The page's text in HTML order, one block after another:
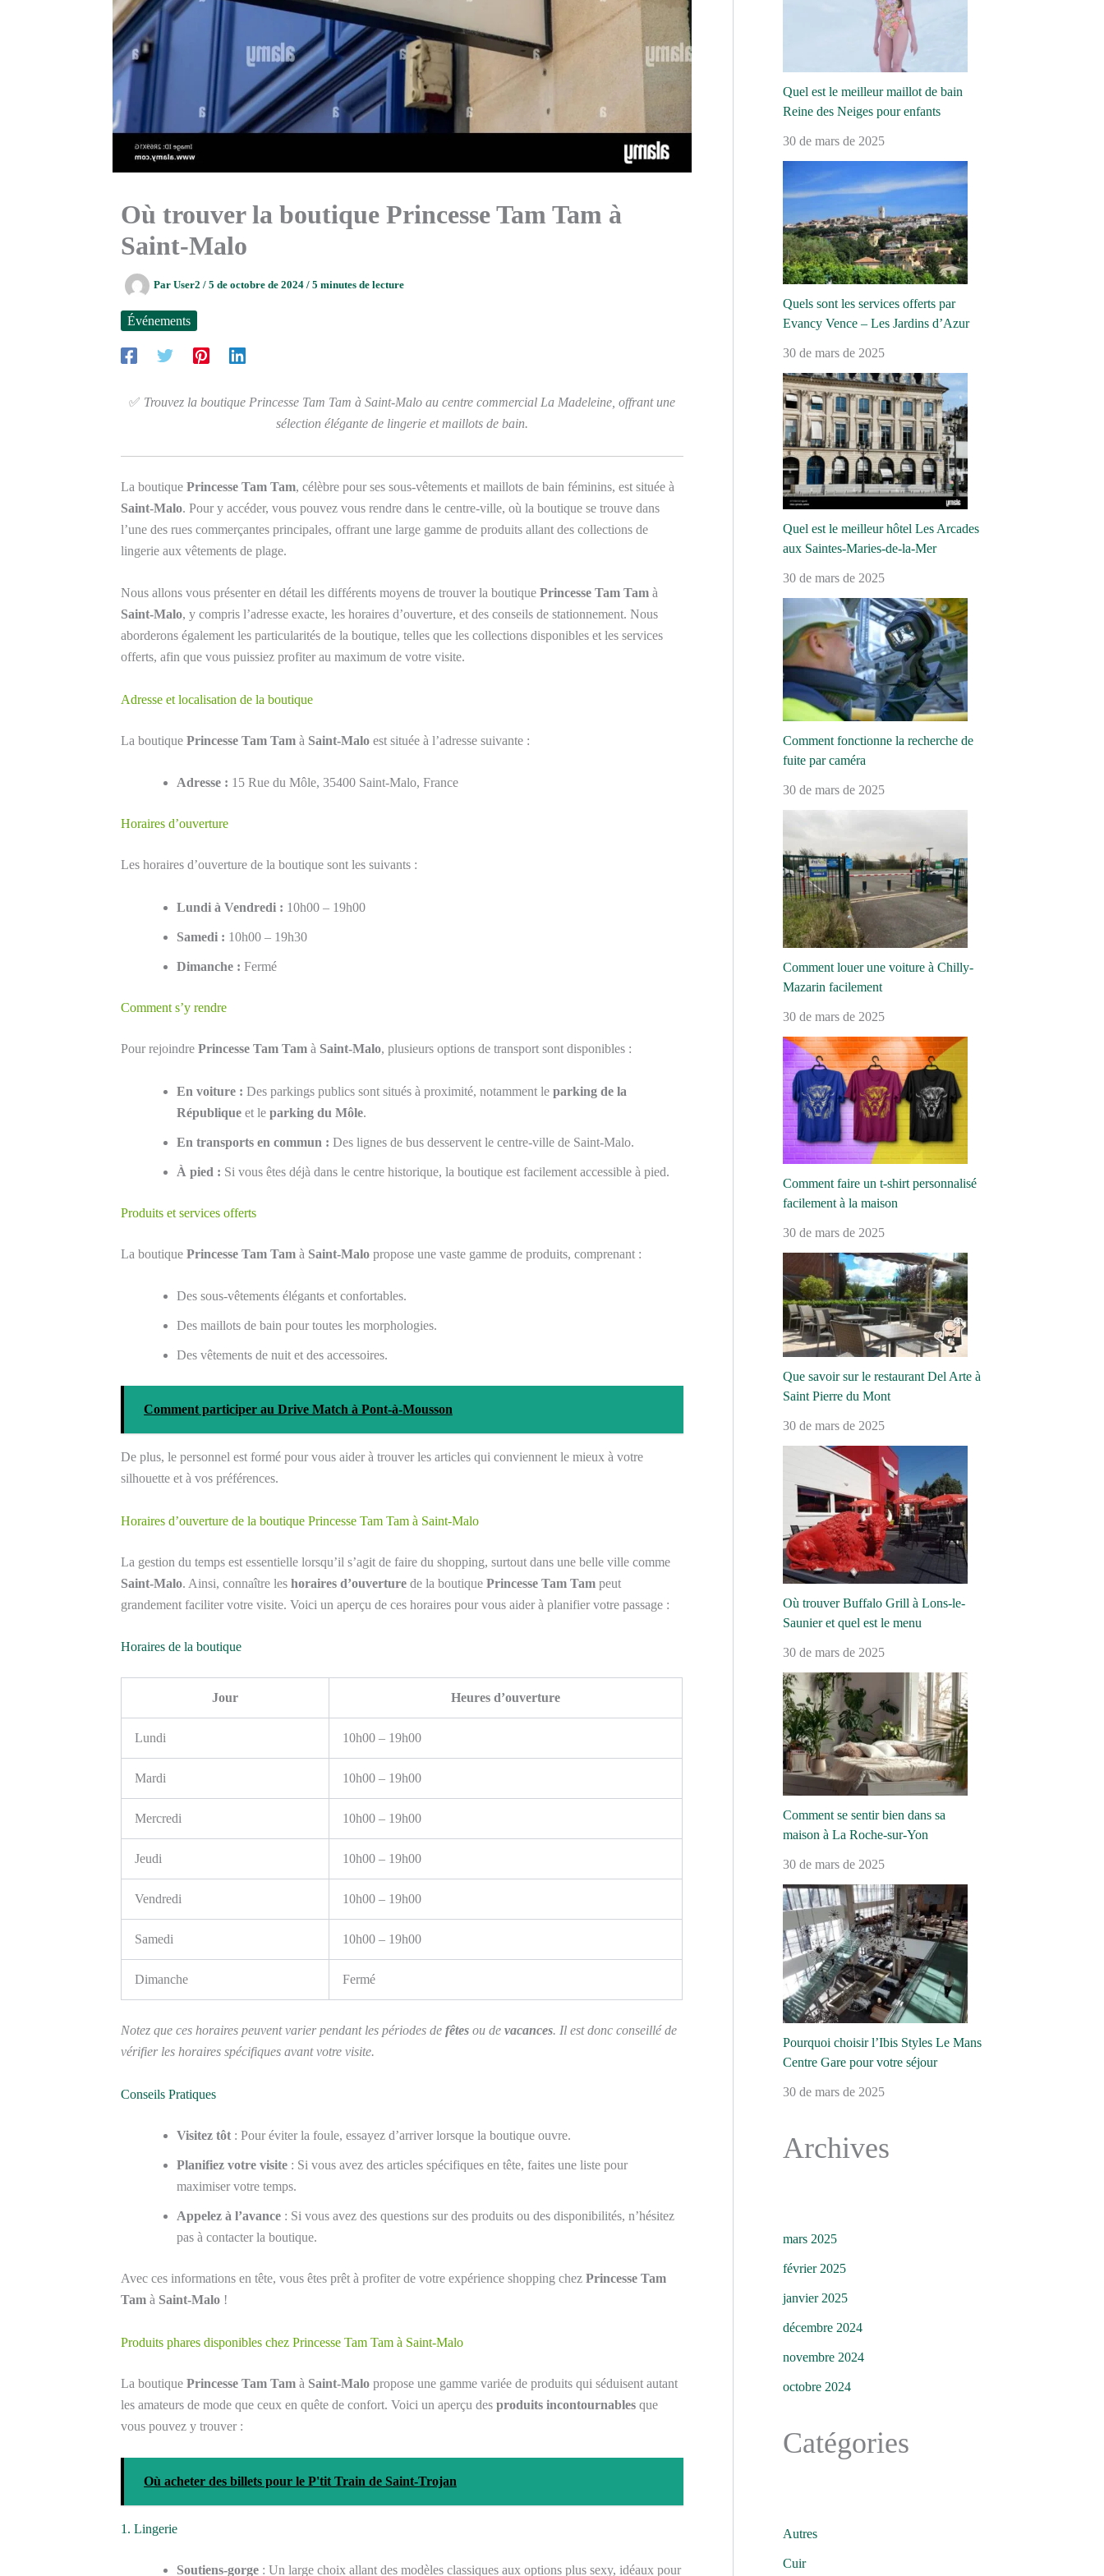
Où trouver la boutique Princesse Tam Tam à
Saint-Malo
Par User2 / 5 de octobre de 2024 / 5 minutes de lecture
Événements
✅ Trouvez la boutique Princesse Tam Tam à Saint-Malo au centre commercial La Madeleine, offrant une
sélection élégante de lingerie et maillots de bain.
La boutique Princesse Tam Tam, célèbre pour ses sous-vêtements et maillots de bain féminins, est située à
Saint-Malo. Pour y accéder, vous pouvez vous rendre dans le centre-ville, où la boutique se trouve dans
l’une des rues commerçantes principales, offrant une large gamme de produits allant des collections de
lingerie aux vêtements de plage.
Nous allons vous présenter en détail les différents moyens de trouver la boutique Princesse Tam Tam à
Saint-Malo, y compris l’adresse exacte, les horaires d’ouverture, et des conseils de stationnement. Nous
aborderons également les particularités de la boutique, telles que les collections disponibles et les services
offerts, afin que vous puissiez profiter au maximum de votre visite.
Adresse et localisation de la boutique
La boutique Princesse Tam Tam à Saint-Malo est située à l’adresse suivante :
Adresse : 15 Rue du Môle, 35400 Saint-Malo, France
Horaires d’ouverture
Les horaires d’ouverture de la boutique sont les suivants :
Lundi à Vendredi : 10h00 – 19h00
Samedi : 10h00 – 19h30
Dimanche : Fermé
Comment s’y rendre
Pour rejoindre Princesse Tam Tam à Saint-Malo, plusieurs options de transport sont disponibles :
En voiture : Des parkings publics sont situés à proximité, notamment le parking de la
République et le parking du Môle.
En transports en commun : Des lignes de bus desservent le centre-ville de Saint-Malo.
À pied : Si vous êtes déjà dans le centre historique, la boutique est facilement accessible à pied.
Produits et services offerts
La boutique Princesse Tam Tam à Saint-Malo propose une vaste gamme de produits, comprenant :
Des sous-vêtements élégants et confortables.
Des maillots de bain pour toutes les morphologies.
Des vêtements de nuit et des accessoires.
Comment participer au Drive Match à Pont-à-Mousson
De plus, le personnel est formé pour vous aider à trouver les articles qui conviennent le mieux à votre
silhouette et à vos préférences.
Horaires d’ouverture de la boutique Princesse Tam Tam à Saint-Malo
La gestion du temps est essentielle lorsqu’il s’agit de faire du shopping, surtout dans une belle ville comme
Saint-Malo. Ainsi, connaître les horaires d’ouverture de la boutique Princesse Tam Tam peut
grandement faciliter votre visite. Voici un aperçu de ces horaires pour vous aider à planifier votre passage :
Horaires de la boutique
Jour Heures d’ouverture
Lundi 10h00 – 19h00
Mardi 10h00 – 19h00
Mercredi 10h00 – 19h00
Jeudi 10h00 – 19h00
Vendredi 10h00 – 19h00
Samedi 10h00 – 19h00
Dimanche Fermé
Notez que ces horaires peuvent varier pendant les périodes de fêtes ou de vacances. Il est donc conseillé de
vérifier les horaires spécifiques avant votre visite.
Conseils Pratiques
Visitez tôt : Pour éviter la foule, essayez d’arriver lorsque la boutique ouvre.
Planifiez votre visite : Si vous avez des articles spécifiques en tête, faites une liste pour
maximiser votre temps.
Appelez à l’avance : Si vous avez des questions sur des produits ou des disponibilités, n’hésitez
pas à contacter la boutique.
Avec ces informations en tête, vous êtes prêt à profiter de votre expérience shopping chez Princesse Tam
Tam à Saint-Malo !
Produits phares disponibles chez Princesse Tam Tam à Saint-Malo
La boutique Princesse Tam Tam à Saint-Malo propose une gamme variée de produits qui séduisent autant
les amateurs de mode que ceux en quête de confort. Voici un aperçu des produits incontournables que
vous pouvez y trouver :
Où acheter des billets pour le P'tit Train de Saint-Trojan
1. Lingerie
Soutiens-gorge : Un large choix allant des modèles classiques aux options plus sexy, idéaux pour
Quel est le meilleur maillot de bain
Reine des Neiges pour enfants
30 de mars de 2025
Quels sont les services offerts par
Evancy Vence – Les Jardins d’Azur
30 de mars de 2025
Quel est le meilleur hôtel Les Arcades
aux Saintes-Maries-de-la-Mer
30 de mars de 2025
Comment fonctionne la recherche de
fuite par caméra
30 de mars de 2025
Comment louer une voiture à Chilly-
Mazarin facilement
30 de mars de 2025
Comment faire un t-shirt personnalisé
facilement à la maison
30 de mars de 2025
Que savoir sur le restaurant Del Arte à
Saint Pierre du Mont
30 de mars de 2025
Où trouver Buffalo Grill à Lons-le-
Saunier et quel est le menu
30 de mars de 2025
Comment se sentir bien dans sa
maison à La Roche-sur-Yon
30 de mars de 2025
Pourquoi choisir l’Ibis Styles Le Mans
Centre Gare pour votre séjour
30 de mars de 2025
Archives
mars 2025
février 2025
janvier 2025
décembre 2024
novembre 2024
octobre 2024
Catégories
Autres
Cuir